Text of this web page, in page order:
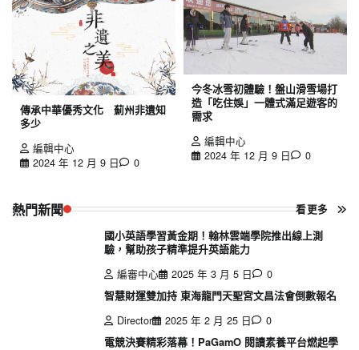
傳承中華優秀文化 薊州非遺知
多少
編輯中心
2024 年 12 月 9 日
0
今冬冰雪初體驗！盤山滑雪場打
造「吃住娛」一體式滿足遊客的
需求
編輯中心
2024 年 12 月 9 日
0
熱門新聞 看更多
國小英語學習黃金期！翰林雲端學院推出線上測
驗，幫助孩子精準提升英語能力
編審中心
2025 年 3 月 5 日
0
智慧財運雙加持 東海龍門天聖宮文昌法會倒數報名
Director
2025 年 2 月 25 日
0
電競決賽精彩落幕！PaGamO 閱讀素養平台燃起學